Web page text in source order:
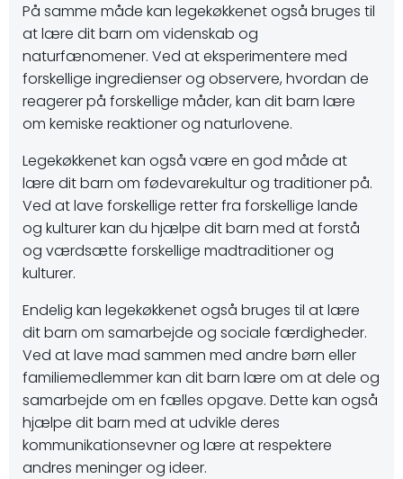
På samme måde kan legekøkkenet også bruges til
at lære dit barn om videnskab og
naturfænomener. Ved at eksperimentere med
forskellige ingredienser og observere, hvordan de
reagerer på forskellige måder, kan dit barn lære
om kemiske reaktioner og naturlovene.
Legekøkkenet kan også være en god måde at
lære dit barn om fødevarekultur og traditioner på.
Ved at lave forskellige retter fra forskellige lande
og kulturer kan du hjælpe dit barn med at forstå
og værdsætte forskellige madtraditioner og
kulturer.
Endelig kan legekøkkenet også bruges til at lære
dit barn om samarbejde og sociale færdigheder.
Ved at lave mad sammen med andre børn eller
familiemedlemmer kan dit barn lære om at dele og
samarbejde om en fælles opgave. Dette kan også
hjælpe dit barn med at udvikle deres
kommunikationsevner og lære at respektere
andres meninger og ideer.